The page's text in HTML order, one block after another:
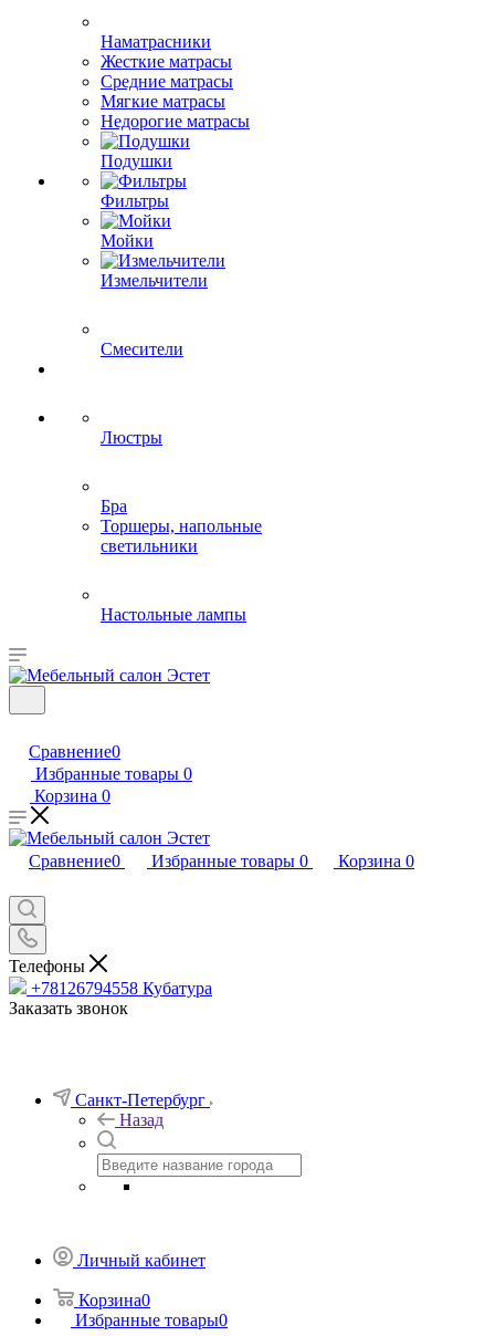
Наматрасники
Жесткие матрасы
Средние матрасы
Мягкие матрасы
Недорогие матрасы
Подушки
Фильтры
Мойки
Измельчители
Смесители
Люстры
Бра
Торшеры, напольные
светильники
Настольные лампы
Сравнение0
Избранные товары 0
Корзина 0
Сравнение0 Избранные товары 0 Корзина 0
Телефоны
+78126794558 Кубатура
Заказать звонок
Санкт-Петербург
Назад
Личный кабинет
Корзина0
Избранные товары0